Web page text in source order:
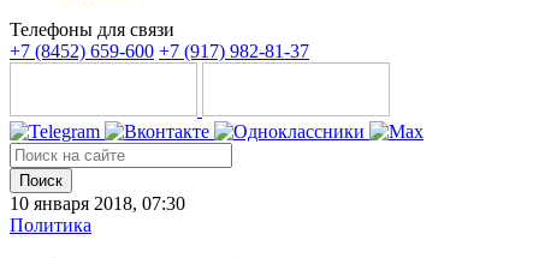
Телефоны для связи
+7 (8452) 659-600 +7 (917) 982-81-37
Поиск
10 января 2018, 07:30
Политика